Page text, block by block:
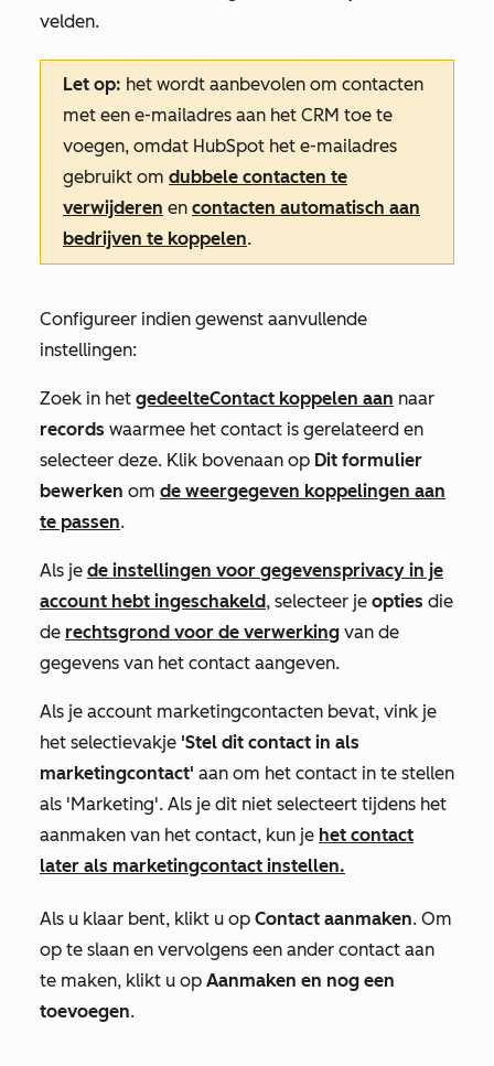
velden.
Let op: het wordt aanbevolen om contacten
met een e-mailadres aan het CRM toe te
voegen, omdat HubSpot het e-mailadres
gebruikt om dubbele contacten te
verwijderen en contacten automatisch aan
bedrijven te koppelen.
Configureer indien gewenst aanvullende
instellingen:
Zoek in het gedeelteContact koppelen aan naar
records waarmee het contact is gerelateerd en
selecteer deze. Klik bovenaan op Dit formulier
bewerken om de weergegeven koppelingen aan
te passen.
Als je de instellingen voor gegevensprivacy in je
account hebt ingeschakeld, selecteer je opties die
de rechtsgrond voor de verwerking van de
gegevens van het contact aangeven.
Als je account marketingcontacten bevat, vink je
het selectievakje 'Stel dit contact in als
marketingcontact' aan om het contact in te stellen
als 'Marketing'. Als je dit niet selecteert tijdens het
aanmaken van het contact, kun je het contact
later als marketingcontact instellen.
Als u klaar bent, klikt u op Contact aanmaken. Om
op te slaan en vervolgens een ander contact aan
te maken, klikt u op Aanmaken en nog een
toevoegen.